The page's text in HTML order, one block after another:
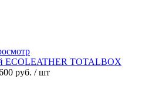
ECOLEATHER TOTALBOX
руб. / шт